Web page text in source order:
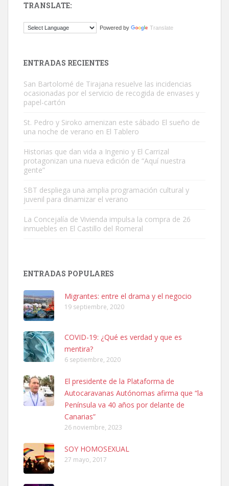
Busco adopción responsable para mi perra. Pastor alemán,
PERRO MACHO RAZA SHIBA CON MICROCHIP PERDIDO HOY
06/07/2025 ZONA MESA Y LOPEZ. ES MUY ASUSTADIZO
Leales.org » Gran Canaria
Leales.org » Gran Canaria
Adopcion
Busco casa de acogida para mi perrita ya que por temas de trabajo
no la puedo tener. Solo gente r...
Leales.org » Gran Canaria
4.7.2025
TRANSLATE:
Powered by Translate
ENTRADAS RECIENTES
San Bartolomé de Tirajana resuelve las incidencias
ocasionadas por el servicio de recogida de envases y
papel-cartón
St. Pedro y Siroko amenizan este sábado El sueño de
una noche de verano en El Tablero
Historias que dan vida a Ingenio y El Carrizal
protagonizan una nueva edición de “Aquí nuestra
gente”
SBT despliega una amplia programación cultural y
juvenil para dinamizar el verano
La Concejalía de Vivienda impulsa la compra de 26
inmuebles en El Castillo del Romeral
ENTRADAS POPULARES
Migrantes: entre el drama y el negocio
19 septiembre, 2020
COVID-19: ¿Qué es verdad y que es
mentira?
6 septiembre, 2020
El presidente de la Plataforma de
Autocaravanas Autónomas afirma que “la
Península va 40 años por delante de
Canarias”
26 noviembre, 2023
SOY HOMOSEXUAL
27 mayo, 2017